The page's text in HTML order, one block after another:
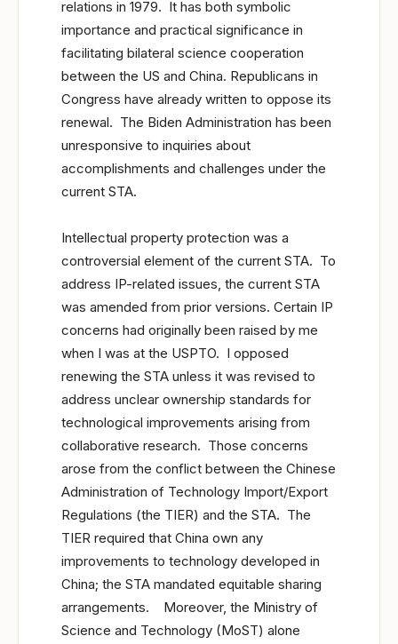
relations in 1979. It has both symbolic
importance and practical significance in
facilitating bilateral science cooperation
between the US and China. Republicans in
Congress have already written to oppose its
renewal. The Biden Administration has been
unresponsive to inquiries about
accomplishments and challenges under the
current STA.
Intellectual property protection was a
controversial element of the current STA. To
address IP-related issues, the current STA
was amended from prior versions. Certain IP
concerns had originally been raised by me
when I was at the USPTO. I opposed
renewing the STA unless it was revised to
address unclear ownership standards for
technological improvements arising from
collaborative research. Those concerns
arose from the conflict between the Chinese
Administration of Technology Import/Export
Regulations (the TIER) and the STA. The
TIER required that China own any
improvements to technology developed in
China; the STA mandated equitable sharing
arrangements. Moreover, the Ministry of
Science and Technology (MoST) alone